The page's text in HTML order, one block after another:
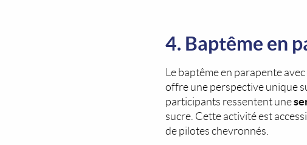
4. Baptême en
Le baptême en parapente avec
offre une perspective unique
participants ressentent une
sucre. Cette activité est
de pilotes chevronnés.